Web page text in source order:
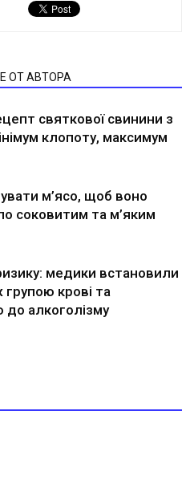
ОТ АВТОРА
святкової свинини з
клопоту, максимум
м’ясо, щоб воно
соковитим та м’яким
медики встановили
групою крові та
до алкоголізму